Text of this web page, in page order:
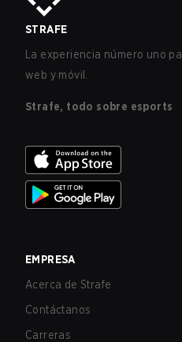
STRAFE
La experiencia número uno
web y móvil.
Strafe, todo sobre esports
EMPRESA
Acerca de Strafe
Contáctanos
Carreras